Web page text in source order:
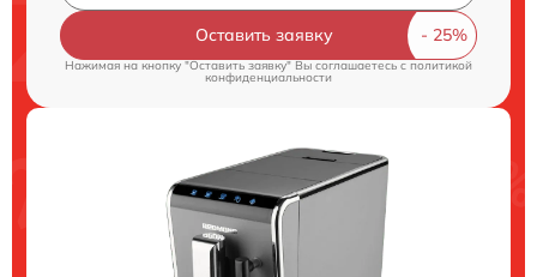
Оставить заявку
Нажимая на кнопку "Оставить заявку" Вы соглашаетесь c политикой
конфиденциальности